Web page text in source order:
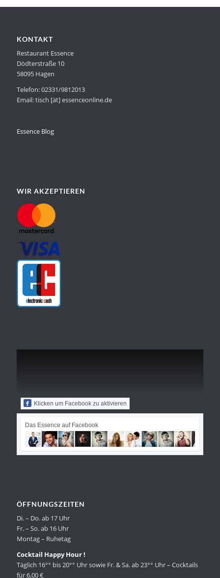
KONTAKT
Restaurant Essence
Dödterstraße 10
58095 Hagen
Telefon: 02331/9812013
Email: tisch [ät] essenceonline.de
Essence Blog
WIR AKZEPTIEREN
Klicken um Facebook zu aktivieren
Das Essence auf Facebook
ÖFFNUNGSZEITEN
Di. – Do. ab 17 Uhr
Fr. – So. ab 16 Uhr
Montag – Ruhetag
Cocktail Happy Hour !
Täglich 16°° bis 20°° Uhr sowie Fr. & Sa. ab 23°° Uhr – Cocktails
für 6,00 €